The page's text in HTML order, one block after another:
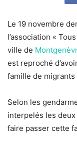
Le 19 novembre
l’association «
ville de
est reproché
famille de
Selon les
interpelés les
faire passer cette